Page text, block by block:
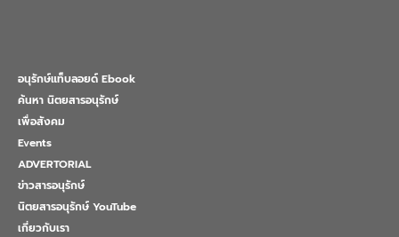
อนุรักษ์แท็บลอยด์ Ebook
ค้นหา นิตยสารอนุรักษ์
เพื่อสังคม
Events
ADVERTORIAL
ข่าวสารอนุรักษ์
นิตยสารอนุรักษ์ YouTube
เกี่ยวกับเรา